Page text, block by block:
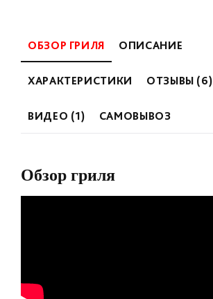
ОБЗОР ГРИЛЯ ОПИСАНИЕ
ХАРАКТЕРИСТИКИ ОТЗЫВЫ (6)
ВИДЕО (1) САМОВЫВОЗ
Обзор гриля